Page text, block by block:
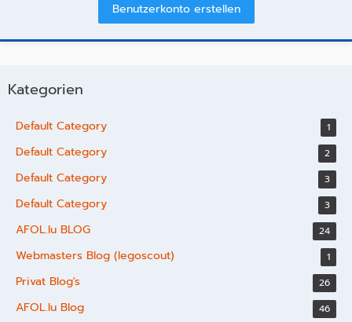
Benutzerkonto erstellen
Kategorien
Default Category 1
Default Category 2
Default Category 3
Default Category 3
AFOL.lu BLOG 24
Webmasters Blog (legoscout) 1
Privat Blog's 26
AFOL.lu Blog 46